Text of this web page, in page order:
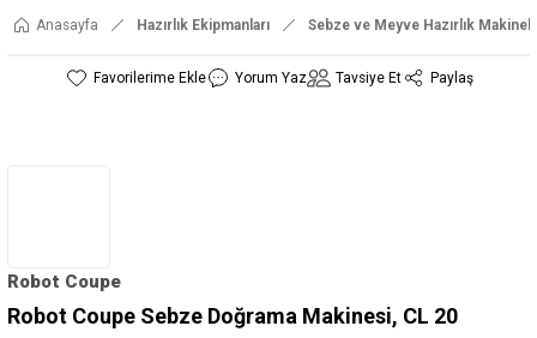
Anasayfa Hazırlık Ekipmanları Sebze ve Meyve Hazırlık
Yorum Yaz Tavsiye Et Paylaş
Robot Coupe
Robot Coupe Sebze Doğrama Makinesi, CL 20